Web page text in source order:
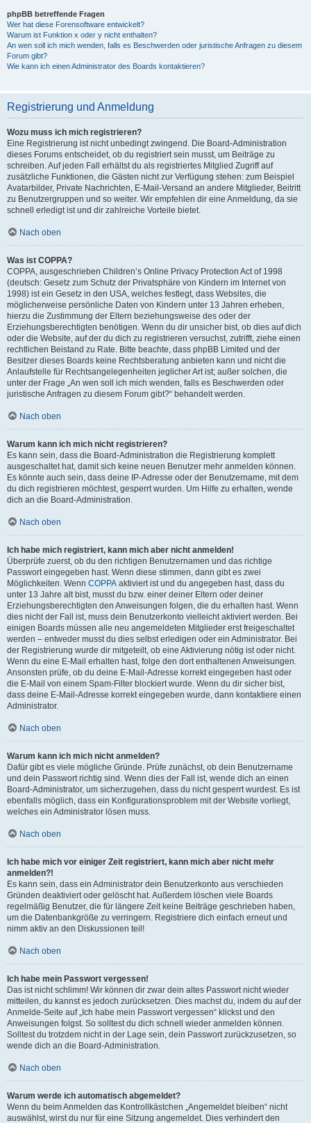
phpBB betreffende Fragen
Wer hat diese Forensoftware entwickelt?
Warum ist Funktion x oder y nicht enthalten?
An wen soll ich mich wenden, falls es Beschwerden oder juristische Anfragen zu diesem
Forum gibt?
Wie kann ich einen Administrator des Boards kontaktieren?
Registrierung und Anmeldung
Wozu muss ich mich registrieren?
Eine Registrierung ist nicht unbedingt zwingend. Die Board-Administration
dieses Forums entscheidet, ob du registriert sein musst, um Beiträge zu
schreiben. Auf jeden Fall erhältst du als registriertes Mitglied Zugriff auf
zusätzliche Funktionen, die Gästen nicht zur Verfügung stehen: zum Beispiel
Avatarbilder, Private Nachrichten, E-Mail-Versand an andere Mitglieder, Beitritt
zu Benutzergruppen und so weiter. Wir empfehlen dir eine Anmeldung, da sie
schnell erledigt ist und dir zahlreiche Vorteile bietet.
Nach oben
Was ist COPPA?
COPPA, ausgeschrieben Children’s Online Privacy Protection Act of 1998
(deutsch: Gesetz zum Schutz der Privatsphäre von Kindern im Internet von
1998) ist ein Gesetz in den USA, welches festlegt, dass Websites, die
möglicherweise persönliche Daten von Kindern unter 13 Jahren erheben,
hierzu die Zustimmung der Eltern beziehungsweise des oder der
Erziehungsberechtigten benötigen. Wenn du dir unsicher bist, ob dies auf dich
oder die Website, auf der du dich zu registrieren versuchst, zutrifft, ziehe einen
rechtlichen Beistand zu Rate. Bitte beachte, dass phpBB Limited und der
Besitzer dieses Boards keine Rechtsberatung anbieten kann und nicht die
Anlaufstelle für Rechtsangelegenheiten jeglicher Art ist; außer solchen, die
unter der Frage „An wen soll ich mich wenden, falls es Beschwerden oder
juristische Anfragen zu diesem Forum gibt?“ behandelt werden.
Nach oben
Warum kann ich mich nicht registrieren?
Es kann sein, dass die Board-Administration die Registrierung komplett
ausgeschaltet hat, damit sich keine neuen Benutzer mehr anmelden können.
Es könnte auch sein, dass deine IP-Adresse oder der Benutzername, mit dem
du dich registrieren möchtest, gesperrt wurden. Um Hilfe zu erhalten, wende
dich an die Board-Administration.
Nach oben
Ich habe mich registriert, kann mich aber nicht anmelden!
Überprüfe zuerst, ob du den richtigen Benutzernamen und das richtige
Passwort eingegeben hast. Wenn diese stimmen, dann gibt es zwei
Möglichkeiten. Wenn COPPA aktiviert ist und du angegeben hast, dass du
unter 13 Jahre alt bist, musst du bzw. einer deiner Eltern oder deiner
Erziehungsberechtigten den Anweisungen folgen, die du erhalten hast. Wenn
dies nicht der Fall ist, muss dein Benutzerkonto vielleicht aktiviert werden. Bei
einigen Boards müssen alle neu angemeldeten Mitglieder erst freigeschaltet
werden – entweder musst du dies selbst erledigen oder ein Administrator. Bei
der Registrierung wurde dir mitgeteilt, ob eine Aktivierung nötig ist oder nicht.
Wenn du eine E-Mail erhalten hast, folge den dort enthaltenen Anweisungen.
Ansonsten prüfe, ob du deine E-Mail-Adresse korrekt eingegeben hast oder
die E-Mail von einem Spam-Filter blockiert wurde. Wenn du dir sicher bist,
dass deine E-Mail-Adresse korrekt eingegeben wurde, dann kontaktiere einen
Administrator.
Nach oben
Warum kann ich mich nicht anmelden?
Dafür gibt es viele mögliche Gründe. Prüfe zunächst, ob dein Benutzername
und dein Passwort richtig sind. Wenn dies der Fall ist, wende dich an einen
Board-Administrator, um sicherzugehen, dass du nicht gesperrt wurdest. Es ist
ebenfalls möglich, dass ein Konfigurationsproblem mit der Website vorliegt,
welches ein Administrator lösen muss.
Nach oben
Ich habe mich vor einiger Zeit registriert, kann mich aber nicht mehr
anmelden?!
Es kann sein, dass ein Administrator dein Benutzerkonto aus verschieden
Gründen deaktiviert oder gelöscht hat. Außerdem löschen viele Boards
regelmäßig Benutzer, die für längere Zeit keine Beiträge geschrieben haben,
um die Datenbankgröße zu verringern. Registriere dich einfach erneut und
nimm aktiv an den Diskussionen teil!
Nach oben
Ich habe mein Passwort vergessen!
Das ist nicht schlimm! Wir können dir zwar dein altes Passwort nicht wieder
mitteilen, du kannst es jedoch zurücksetzen. Dies machst du, indem du auf der
Anmelde-Seite auf „Ich habe mein Passwort vergessen“ klickst und den
Anweisungen folgst. So solltest du dich schnell wieder anmelden können.
Solltest du trotzdem nicht in der Lage sein, dein Passwort zurückzusetzen, so
wende dich an die Board-Administration.
Nach oben
Warum werde ich automatisch abgemeldet?
Wenn du beim Anmelden das Kontrollkästchen „Angemeldet bleiben“ nicht
auswählst, wirst du nur für eine Sitzung angemeldet. Dies verhindert den